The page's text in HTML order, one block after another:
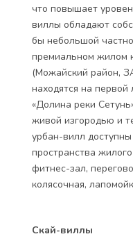
что повышает
виллы обладают
бы небольшой
премиальном жилом
(Можайский район,
находятся на первой
«Долина реки
живой изгородью и
урбан-вилл
пространства
фитнес-зал,
колясочная,
Скай-виллы